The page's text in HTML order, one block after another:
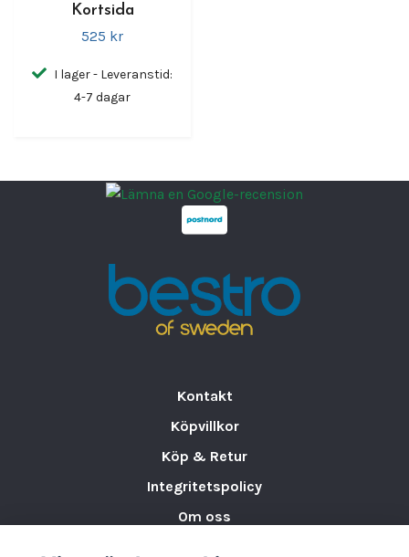
Kortsida
525 kr
I lager - Leveranstid:
4-7 dagar
Kontakt
Köpvillkor
Köp & Retur
Integritetspolicy
Om oss